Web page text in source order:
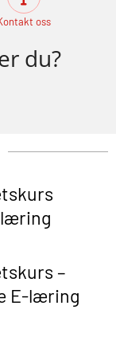
oss
du?
læring
–
E-læring